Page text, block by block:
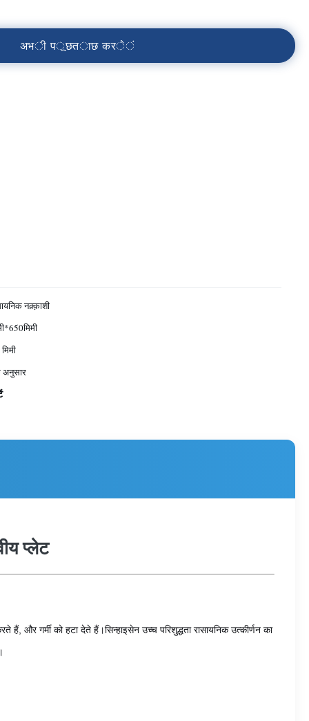
अभी पूछताछ करें
नक़्क़ाशी
अनुसार
प्लेट
और गर्मी को हटा देते हैं।सिन्हाइसेन उच्च परिशुद्धता रासायनिक उत्कीर्णन का